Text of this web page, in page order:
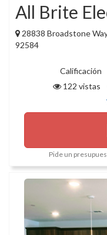
All Brite
28838 Broadstone
92584
Calificación
122 vistas
Pide un